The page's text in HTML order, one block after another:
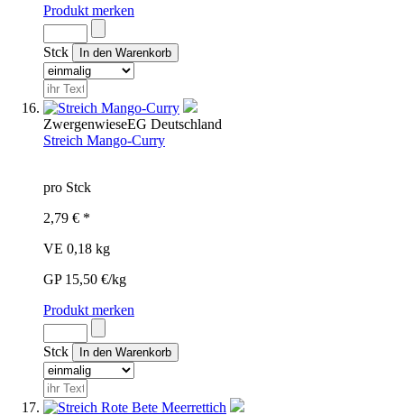
Produkt merken
Stck
ZwergenwieseEG Deutschland
Streich Mango-Curry
pro Stck
2,79 € *
VE 0,18 kg
GP 15,50 €/kg
Produkt merken
Stck